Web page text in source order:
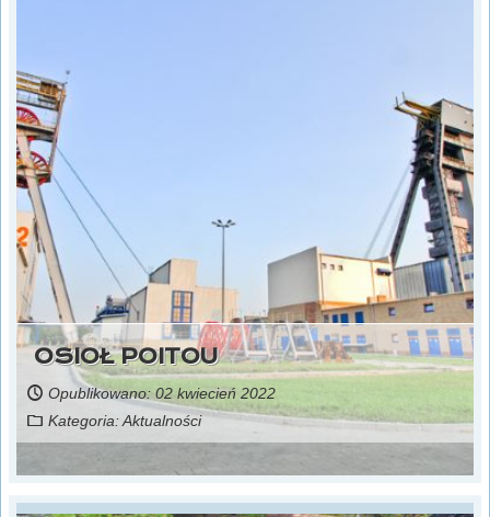
OSIOŁ POITOU
Opublikowano: 02 kwiecień 2022
Kategoria:Aktualności